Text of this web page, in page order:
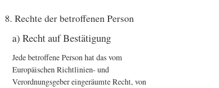
8. Rechte der betroffenen Person
a) Recht auf Bestätigung
Jede betroffene Person hat das vom
Europäischen Richtlinien- und
Verordnungsgeber eingeräumte Recht, von